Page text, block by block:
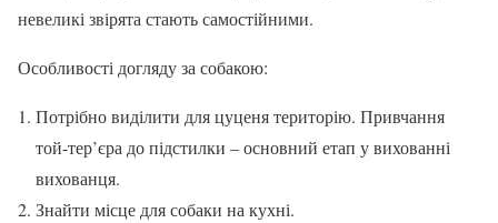
невеликі звірята стають самостійними.
Особливості догляду за собакою:
Потрібно виділити для цуценя територію. Привчання
той-тер’єра до підстилки – основний етап у вихованні
вихованця.
Знайти місце для собаки на кухні.